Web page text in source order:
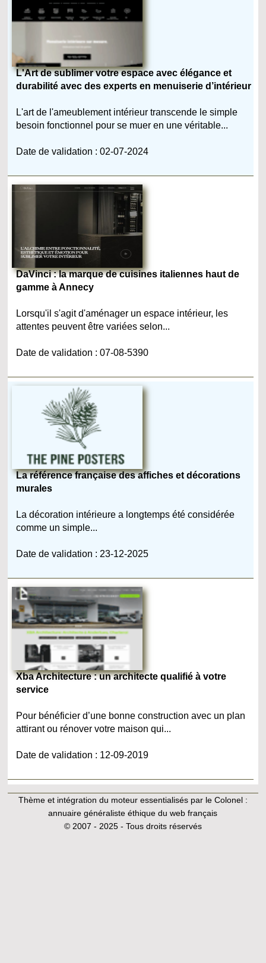
L'Art de sublimer votre espace avec élégance et
durabilité avec des experts en menuiserie d’intérieur
L'art de l'ameublement intérieur transcende le simple
besoin fonctionnel pour se muer en une véritable...
Date de validation : 02-07-2024
DaVinci : la marque de cuisines italiennes haut de
gamme à Annecy
Lorsqu'il s'agit d'aménager un espace intérieur, les
attentes peuvent être variées selon...
Date de validation : 07-08-5390
La référence française des affiches et décorations
murales
La décoration intérieure a longtemps été considérée
comme un simple...
Date de validation : 23-12-2025
Xba Architecture : un architecte qualifié à votre
service
Pour bénéficier d’une bonne construction avec un plan
attirant ou rénover votre maison qui...
Date de validation : 12-09-2019
Thème et intégration du moteur essentialisés par le Colonel :
annuaire généraliste éthique du web français
© 2007 - 2025 - Tous droits réservés